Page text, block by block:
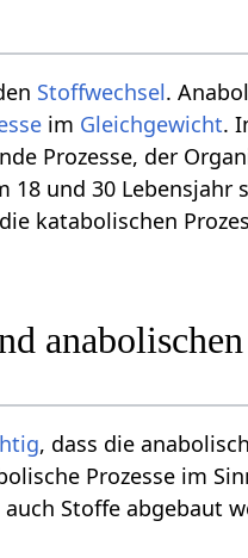
Stoffwechsel.
im Gleichgewicht.
Prozesse, der
18 und 30 Lebensjahr
katabolischen
, dass die
Prozesse im
Stoffe abgebaut